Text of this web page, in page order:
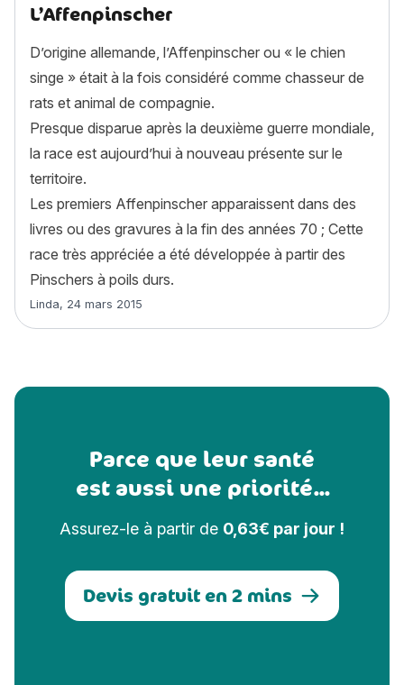
L’Affenpinscher
D’origine allemande, l’Affenpinscher ou « le chien
singe » était à la fois considéré comme chasseur de
rats et animal de compagnie.
Presque disparue après la deuxième guerre mondiale,
la race est aujourd’hui à nouveau présente sur le
territoire.
Les premiers Affenpinscher apparaissent dans des
livres ou des gravures à la fin des années 70 ; Cette
race très appréciée a été développée à partir des
Pinschers à poils durs.
Article rédigé par
Linda, 24 mars 2015
Parce que leur santé
est aussi une priorité...
Assurez-le à partir de 0,63€ par jour !
Devis gratuit en 2 mins